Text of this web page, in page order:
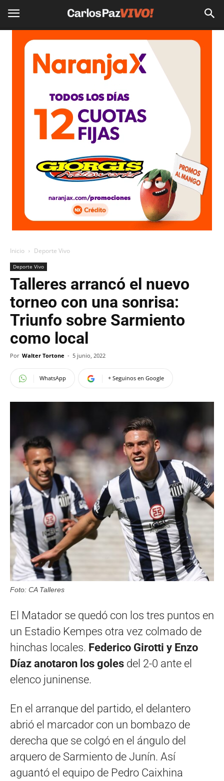
Inicio Deporte Vivo
Deporte Vivo
Talleres arrancó el nuevo
torneo con una sonrisa:
Triunfo sobre Sarmiento
como local
Por Walter Tortone - 5 junio, 2022
WhatsApp + Seguinos en Google
Foto: CA Talleres
El Matador se quedó con los tres puntos en
un Estadio Kempes otra vez colmado de
hinchas locales. Federico Girotti y Enzo
Díaz anotaron los goles del 2-0 ante el
elenco juninense.
En el arranque del partido, el delantero
abrió el marcador con un bombazo de
derecha que se colgó en el ángulo del
arquero de Sarmiento de Junín. Así
aguantó el equipo de Pedro Caixhina